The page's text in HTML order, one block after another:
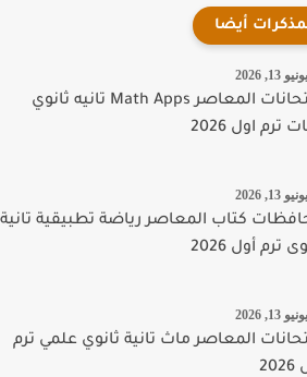
أيضا
امتحانات المعاصر Math Apps تانيه ثانوي
اول 2026
كتاب المعاصر رياضة تطبيقية تانية
أول 2026
المعاصر ماث تانية ثانوي علمي ترم